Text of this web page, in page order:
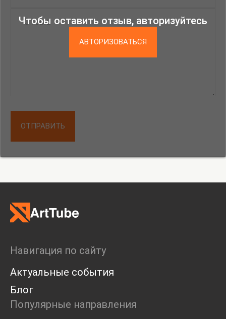
Чтобы оставить отзыв, авторизуйтесь
АВТОРИЗОВАТЬСЯ
ОТПРАВИТЬ
Навигация по сайту
Актуальные события
Блог
Популярные направления